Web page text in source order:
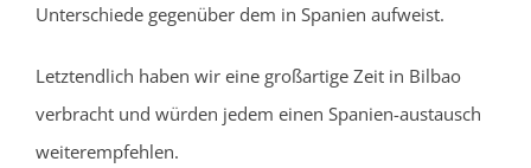
Unterschiede gegenüber dem in Spanien aufweist.
Letztendlich haben wir eine großartige Zeit in Bilbao
verbracht und würden jedem einen Spanien-austausch
weiterempfehlen.